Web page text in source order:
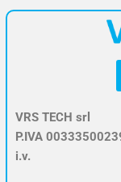
VRS TECH srl
P.IVA
i.v.